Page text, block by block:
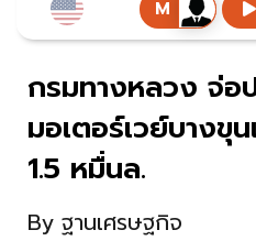
กรมทางหลวง จ่อ
มอเตอร์เวย์บางขุ
1.5 หมื่นล.
By ฐานเศรษฐกิจ